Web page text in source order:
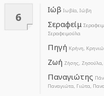
6
Ιώβ Ιωβία, Ιώβη
Σεραφείμ
Σεραφειμούλα
Πηγή Κρήνη, Κρηνιώ
Ζωή Ζήσης,
Παναγιώτης
Παναγιώτα, Γιώτα,